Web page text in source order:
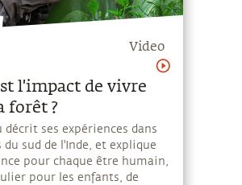
Video
l'impact de vivre
forêt ?
décrit ses expériences dans
du sud de l'Inde, et explique
pour chaque être humain,
pour les enfants, de